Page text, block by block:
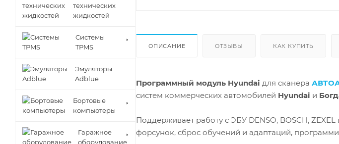
ОПИСАНИЕ ОТЗЫВЫ КАК КУПИТЬ
Программный модуль Hyundai для сканера
систем коммерческих автомобилей Hyundai и
Поддерживает работу с ЭБУ DENSO, BOSCH,
форсунок, сброс обучений и адаптаций,
технических
жидкостей
Cистемы
TPMS
Эмуляторы
Adblue
Бортовые
компьютеры
Гаражное
оборудование